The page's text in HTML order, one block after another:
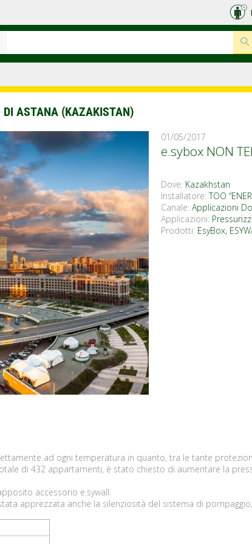
DI ASTANA (KAZAKISTAN)
next
01/05/2017
e.sybox NON
Dove: Kazakhstan
Installatore:TOO
Canale: Applicazioni
Applicazioni:
Prodotti: EsyBox,
ad ogni temperatura in quanto, tra le tante
di 432 appartamenti, è stato chiesto di aumentare la
accessorio e.sywall.
apprezzata anche la silenziosità del sistema di